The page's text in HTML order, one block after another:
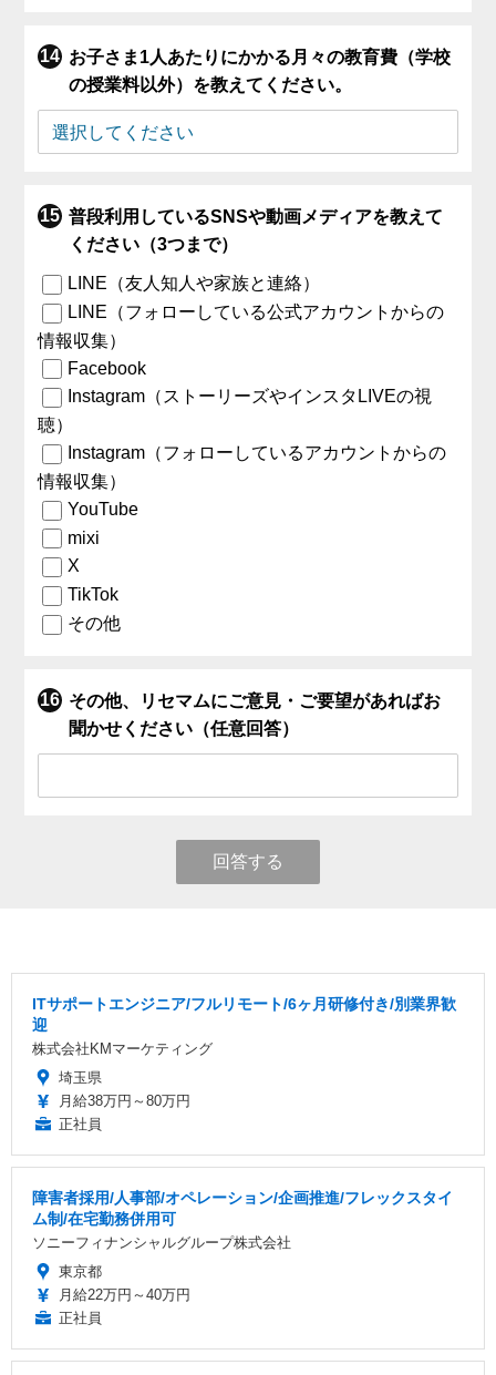
お子さま1人あたりにかかる月々の教育費（学校
の授業料以外）を教えてください。
普段利用しているSNSや動画メディアを教えて
ください（3つまで）
LINE（友人知人や家族と連絡）
LINE（フォローしている公式アカウントからの
情報収集）
Facebook
Instagram（ストーリーズやインスタLIVEの視
聴）
Instagram（フォローしているアカウントからの
情報収集）
YouTube
mixi
X
TikTok
その他
その他、リセマムにご意見・ご要望があればお
聞かせください（任意回答）
回答する
ITサポートエンジニア/フルリモート/6ヶ月研修付き/別業界歓
迎
株式会社KMマーケティング
埼玉県
月給38万円～80万円
正社員
障害者採用/人事部/オペレーション/企画推進/フレックスタイ
ム制/在宅勤務併用可
ソニーフィナンシャルグループ株式会社
東京都
月給22万円～40万円
正社員